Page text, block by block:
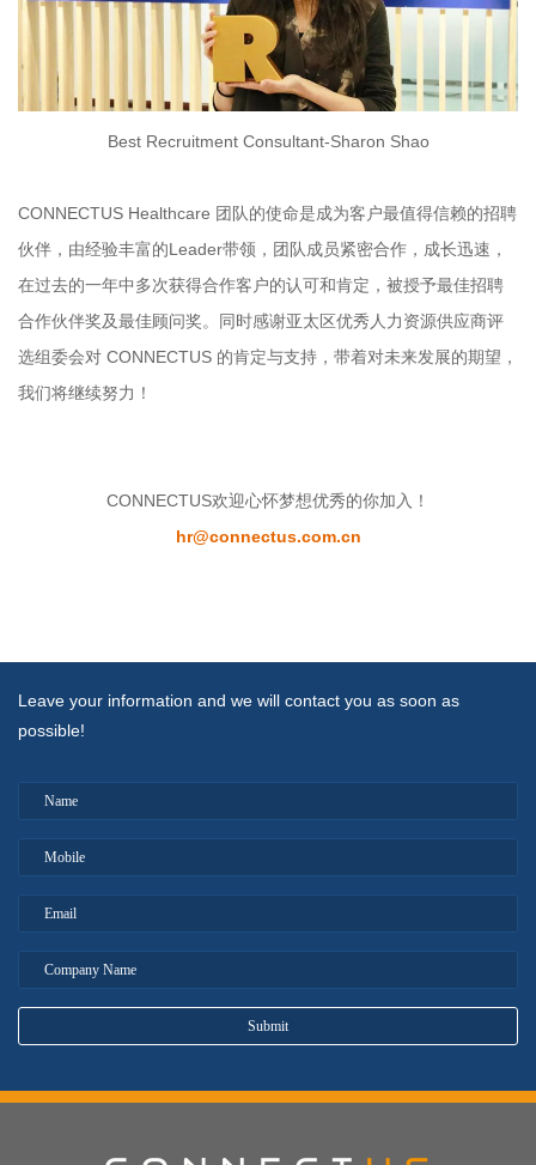
Best Recruitment Consultant-Sharon Shao
CONNECTUS Healthcare 团队的使命是成为客户最值得信赖的招聘
伙伴，由经验丰富的Leader带领，团队成员紧密合作，成长迅速，
在过去的一年中多次获得合作客户的认可和肯定，被授予最佳招聘
合作伙伴奖及最佳顾问奖。同时感谢亚太区优秀人力资源供应商评
选组委会对 CONNECTUS 的肯定与支持，带着对未来发展的期望，
我们将继续努力！
CONNECTUS欢迎心怀梦想优秀的你加入！
hr@connectus.com.cn
Leave your information and we will contact you as soon as
possible!